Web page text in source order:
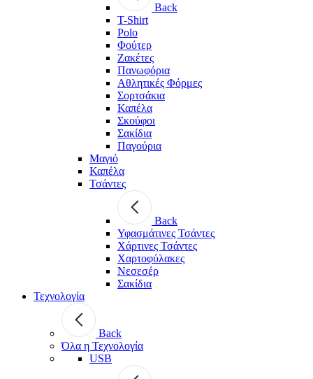
Back
T-Shirt
Polo
Φούτερ
Ζακέτες
Πανωφόρια
Αθλητικές Φόρμες
Σορτσάκια
Καπέλα
Σκούφοι
Σακίδια
Παγούρια
Μαγιό
Καπέλα
Τσάντες
Back
Υφασμάτινες Τσάντες
Χάρτινες Τσάντες
Χαρτοφύλακες
Νεσεσέρ
Σακίδια
Τεχνολογία
Back
Όλα η Τεχνολογία
USB